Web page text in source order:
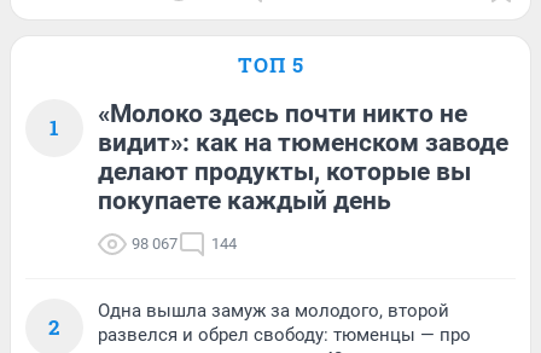
ТОП 5
1
«Молоко здесь почти никто не
видит»: как на тюменском заводе
делают продукты, которые вы
покупаете каждый день
98 067 144
2
Одна вышла замуж за молодого, второй
развелся и обрел свободу: тюменцы — про